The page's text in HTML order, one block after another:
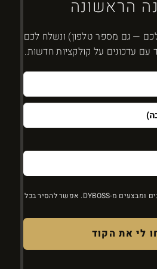
הראשונה
— גם מספר טלפון) ונשלח לכם
עם עדכונים על קולקציות חדשות.
אני מאשר/ת קבלת עדכונים ומבצעים מ-DYBOSS. אפשר להסיר בכל